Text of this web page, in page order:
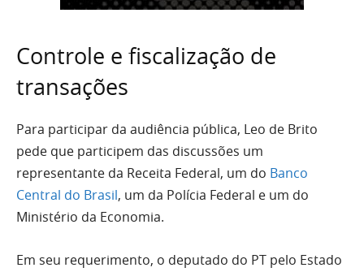
Controle e fiscalização de
transações
Para participar da audiência pública, Leo de Brito
pede que participem das discussões um
representante da Receita Federal, um do Banco
Central do Brasil, um da Polícia Federal e um do
Ministério da Economia.
Em seu requerimento, o deputado do PT pelo Estado